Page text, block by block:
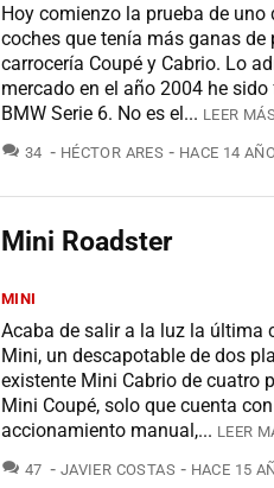
Hoy comienzo la prueba de uno
coches que tenía más ganas de
carrocería Coupé y Cabrio. Lo
mercado en el año 2004 he
BMW Serie 6. No es el... LEER
34 COMENTARIOS
HÉCTOR ARES HACE 14
Mini Roadster
MINI
Acaba de salir a la luz la última
Mini, un descapotable de dos
existente Mini Cabrio de cuatro
Mini Coupé, solo que cuenta
accionamiento manual,... LEER
47 COMENTARIOS
JAVIER COSTAS HACE 15